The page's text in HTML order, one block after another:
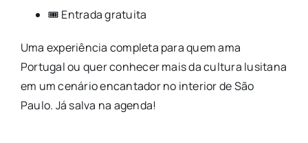
🎟️ Entrada gratuita
Uma experiência completa para quem ama
Portugal ou quer conhecer mais da cultura lusitana
em um cenário encantador no interior de São
Paulo. Já salva na agenda!